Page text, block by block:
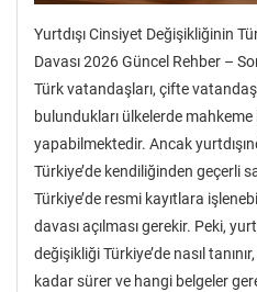
Yurtdışı Cinsiyet Değişikliğinin
Davası 2026 Güncel Rehber –
Türk vatandaşları, çifte
bulundukları ülkelerde
yapabilmektedir. Ancak
Türkiye’de kendiliğinden geçerli
Türkiye’de resmi kayıtlara
davası açılması gerekir. Peki,
değişikliği Türkiye’de nasıl
kadar sürer ve hangi belgeler